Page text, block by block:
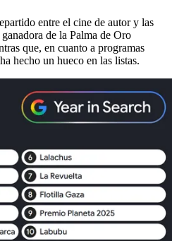
entre el cine de autor y las
de la Palma de Oro
que, en cuanto a programas
hecho un hueco en las listas.